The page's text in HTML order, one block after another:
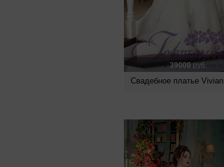
39000руб.
Свадебное платье Vivian